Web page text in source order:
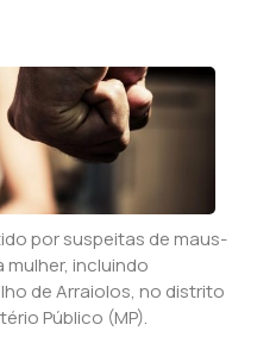
por suspeitas de maus-
incluindo
de Arraiolos, no distrito
Público (MP).